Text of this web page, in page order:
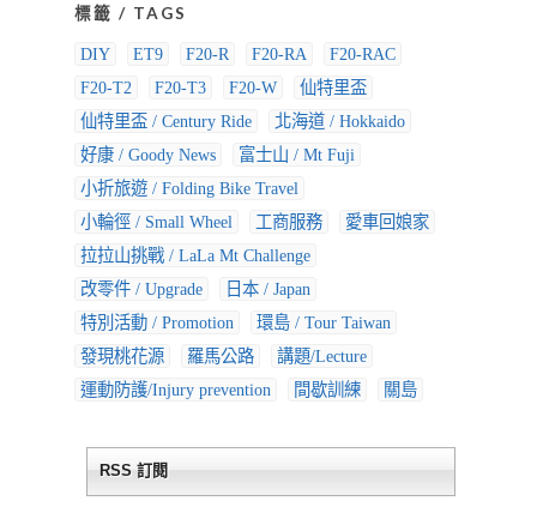
標籤 / TAGS
DIY ET9 F20-R F20-RA
F20-RAC
F20-T2
F20-T3 F20-W
仙特里盃
仙特里盃 / Century Ride
北海道 / Hokkaido
好康 / Goody News
富士山 / Mt Fuji
小折旅遊 / Folding Bike Travel
小輪徑 / Small Wheel
工商服務
愛車回娘家
拉拉山挑戰 / LaLa Mt Challenge
改零件 / Upgrade
日本 / Japan
特別活動 / Promotion
環島 / Tour Taiwan
發現桃花源
羅馬公路
講題/Lecture
運動防護/Injury prevention
間歇訓練 關島
RSS 訂閱